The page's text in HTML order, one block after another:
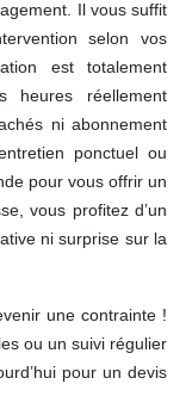
Il vous suffit
selon vos
est totalement
réellement
ni abonnement
ponctuel ou
pour vous offrir un
vous profitez d’un
ni surprise sur la
une contrainte !
ou un suivi régulier
pour un devis